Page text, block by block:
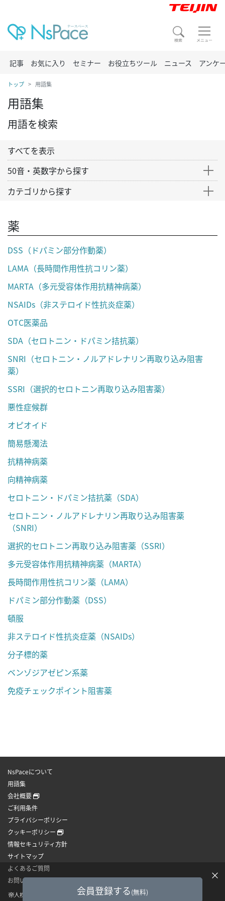
記事 お気に入り セミナー お役立ちツール ニュース アンケ
トップ 用語集
用語集
用語を検索
すべてを表示
50音・英数字から探す
カテゴリから探す
薬
DSS（ドパミン部分作動薬）
LAMA（長時間作用性抗コリン薬）
MARTA（多元受容体作用抗精神病薬）
NSAIDs（非ステロイド性抗炎症薬）
OTC医薬品
SDA（セロトニン・ドパミン拮抗薬）
SNRI（セロトニン・ノルアドレナリン再取り込み阻害
薬）
SSRI（選択的セロトニン再取り込み阻害薬）
悪性症候群
オピオイド
簡易懸濁法
抗精神病薬
向精神病薬
セロトニン・ドパミン拮抗薬（SDA）
セロトニン・ノルアドレナリン再取り込み阻害薬
（SNRI）
選択的セロトニン再取り込み阻害薬（SSRI）
多元受容体作用抗精神病薬（MARTA）
長時間作用性抗コリン薬（LAMA）
ドパミン部分作動薬（DSS）
頓服
非ステロイド性抗炎症薬（NSAIDs）
分子標的薬
ベンゾジアゼピン系薬
免疫チェックポイント阻害薬
×
会員登録する(無料)
NsPaceについて
用語集
会社概要
ご利用条件
プライバシーポリシー
クッキーポリシー
情報セキュリティ方針
サイトマップ
よくあるご質問
お問い合わせ